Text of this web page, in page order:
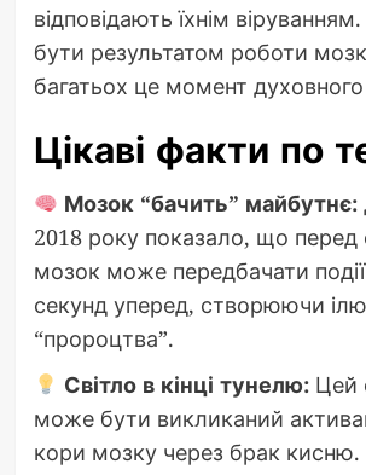
відповідають їхнім
бути результатом роботи
багатьох це момент
Цікаві факти по
Мозок “бачить” майбутнє:
2018 року показало, що
мозок може передбачати події
секунд уперед, створюючи
“пророцтва”.
Світло в кінці тунелю: Цей
може бути викликаний
кори мозку через брак кисню.